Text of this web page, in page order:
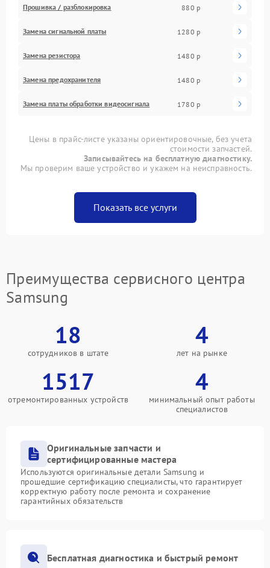
Прошивка / разблокировка 880 р
Замена сигнальной платы 1280 р
Замена резистора 1480 р
Замена предохранителя 1480 р
Замена платы обработки видеосигнала 1780 р
Цены в прайс-листе указаны ориентировочные, без учета
стоимости запчастей.
Записывайтесь на бесплатную диагностику.
Мы проверим ваше устройство и укажем на неисправность.
Показать все услуги
Преимущества сервисного центра
Samsung
18
сотрудников в штате
4
лет на рынке
1517
отремонтированных устройств
4
минимальный опыт работы
специалистов
Оригинальные запчасти и
сертифицированные мастера
Используются оригинальные детали Samsung и
прошедшие сертификацию специалисты, что гарантирует
корректную работу после ремонта и сохранение
гарантийных обязательств
Бесплатная диагностика и быстрый ремонт